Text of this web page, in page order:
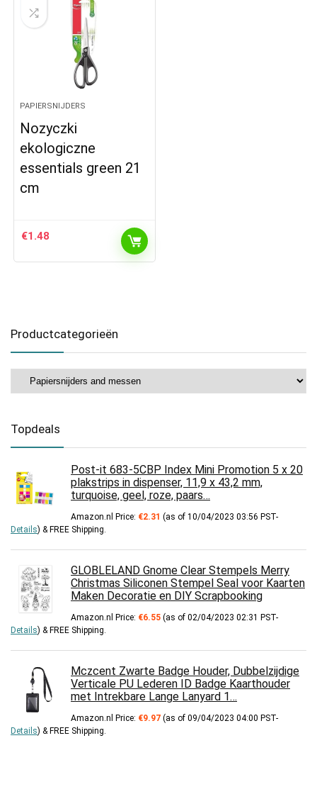
PAPIERSNIJDERS
Nozyczki
ekologiczne
essentials green 21
cm
€1.48
Productcategorieën
Topdeals
Post-it 683-5CBP Index Mini Promotion 5 x 20
plakstrips in dispenser, 11,9 x 43,2 mm,
turquoise, geel, roze, paars…
Amazon.nl Price: €2.31 (as of 10/04/2023 03:56 PST-
Details) & FREE Shipping.
GLOBLELAND Gnome Clear Stempels Merry
Christmas Siliconen Stempel Seal voor Kaarten
Maken Decoratie en DIY Scrapbooking
Amazon.nl Price: €6.55 (as of 02/04/2023 02:31 PST-
Details) & FREE Shipping.
Mczcent Zwarte Badge Houder, Dubbelzijdige
Verticale PU Lederen ID Badge Kaarthouder
met Intrekbare Lange Lanyard 1…
Amazon.nl Price: €9.97 (as of 09/04/2023 04:00 PST-
Details) & FREE Shipping.